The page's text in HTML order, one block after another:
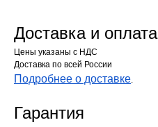
Доставка и оплата
Цены указаны с НДС
Доставка по всей России
Подробнее о доставке.
Гарантия